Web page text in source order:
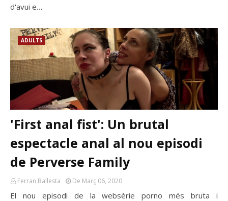
d'avui e…
ADULTS
'First anal fist': Un brutal
espectacle anal al nou episodi
de Perverse Family
Ferran Ballesta De Març 06, 2020
El nou episodi de la websèrie porno més bruta i